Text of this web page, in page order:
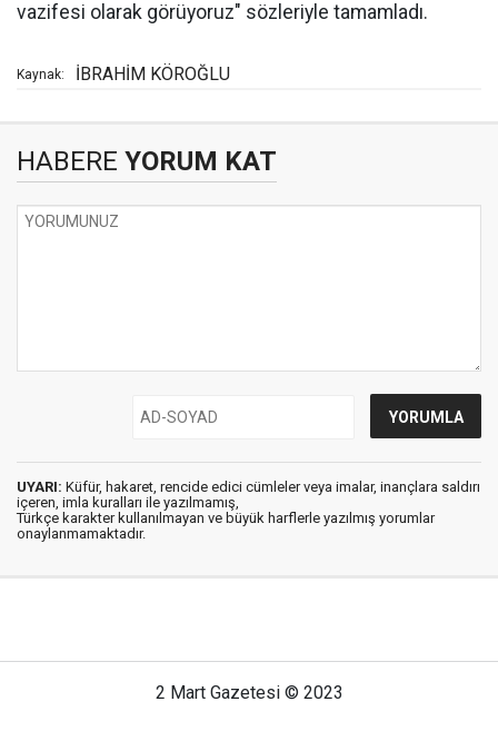
vazifesi olarak görüyoruz" sözleriyle tamamladı.
Kaynak: İBRAHİM KÖROĞLU
HABERE YORUM KAT
UYARI: Küfür, hakaret, rencide edici cümleler veya imalar, inançlara saldırı
içeren, imla kuralları ile yazılmamış,
Türkçe karakter kullanılmayan ve büyük harflerle yazılmış yorumlar
onaylanmamaktadır.
2 Mart Gazetesi © 2023